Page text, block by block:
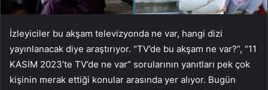
İzleyiciler bu akşam televizyonda ne var, hangi dizi
yayınlanacak diye araştırıyor. “TV’de bu akşam ne var?”, “11
KASIM 2023’te TV’de ne var” sorularının yanıtları pek çok
kişinin merak ettiği konular arasında yer alıyor. Bugün